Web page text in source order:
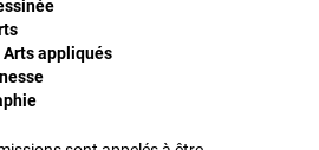
Arts appliqués